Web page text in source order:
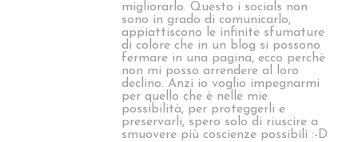
migliorarlo. Questo i socials non
sono in grado di comunicarlo,
appiattiscono le infinite sfumature
di colore che in un blog si possono
fermare in una pagina, ecco perchè
non mi posso arrendere al loro
declino. Anzi io voglio impegnarmi
per quello che è nelle mie
possibilità, per proteggerli e
preservarli, spero solo di riuscire a
smuovere più coscienze possibili :-D